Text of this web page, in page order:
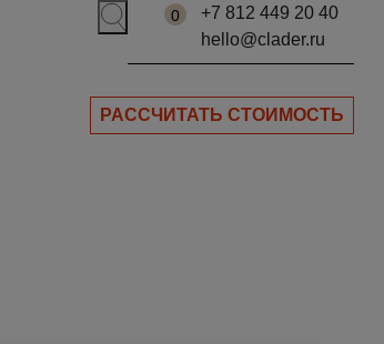
0
+7 812 449 20 40
hello@clader.ru
РАССЧИТАТЬ СТОИМОСТЬ